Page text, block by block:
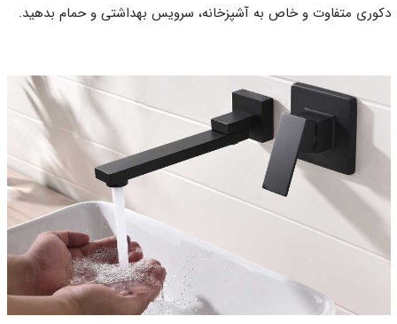
متفاوت و خاص به آشپزخانه، سرویس بهداشتی و حمام بدهید.